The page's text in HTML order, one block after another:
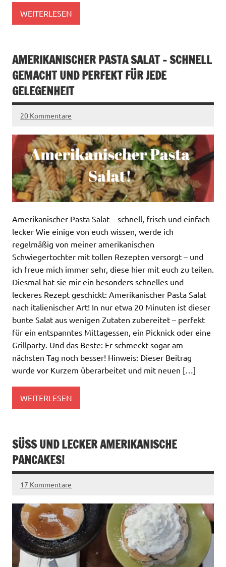
WEITERLESEN
AMERIKANISCHER PASTA SALAT – SCHNELL
GEMACHT UND PERFEKT FÜR JEDE
GELEGENHEIT
20 Kommentare
Amerikanischer Pasta Salat – schnell, frisch und einfach
lecker Wie einige von euch wissen, werde ich
regelmäßig von meiner amerikanischen
Schwiegertochter mit tollen Rezepten versorgt – und
ich freue mich immer sehr, diese hier mit euch zu teilen.
Diesmal hat sie mir ein besonders schnelles und
leckeres Rezept geschickt: Amerikanischer Pasta Salat
nach italienischer Art! In nur etwa 20 Minuten ist dieser
bunte Salat aus wenigen Zutaten zubereitet – perfekt
für ein entspanntes Mittagessen, ein Picknick oder eine
Grillparty. Und das Beste: Er schmeckt sogar am
nächsten Tag noch besser! Hinweis: Dieser Beitrag
wurde vor Kurzem überarbeitet und mit neuen […]
WEITERLESEN
SÜSS UND LECKER AMERIKANISCHE P
ANCAKES!
17 Kommentare